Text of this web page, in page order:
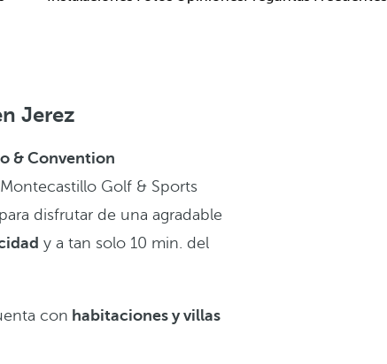
Jerez
& Convention
Golf & Sports
disfrutar de una agradable
y a tan solo 10 min. del
con habitaciones y villas